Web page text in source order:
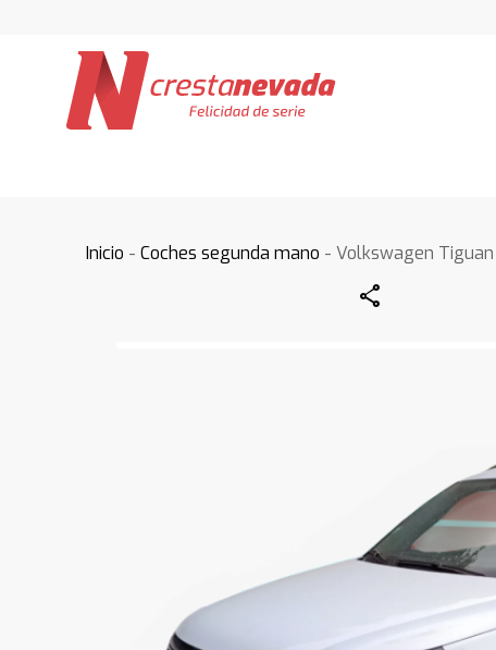
Inicio -Coches segunda mano - Volkswagen Tiguan
Share